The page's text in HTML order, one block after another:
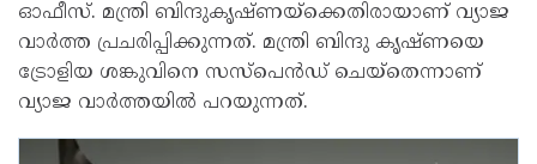
ഓഫീസ്. മന്ത്രി ബിന്ദുകൃഷ്ണയ്‌ക്കെതിരായാണ് വ്യാജ
വാർത്ത പ്രചരിപ്പിക്കുന്നത്. മന്ത്രി ബിന്ദു കൃഷ്ണയെ
ട്രോളിയ ശങ്കുവിനെ സസ്പെൻഡ് ചെയ്തെന്നാണ്
വ്യാജ വാർത്തയിൽ പറയുന്നത്.